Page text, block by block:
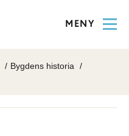
MENY
Bygdens historia